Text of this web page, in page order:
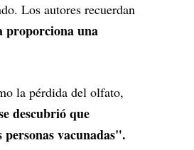
Los autores recuerdan
proporciona una
la pérdida del olfato,
descubrió que
vacunadas".